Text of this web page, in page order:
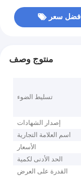
افضل سعر
منتوج وصف
تسليط الضوء
إصدار الشهادات
اسم العلامة التجارية
الأسعار
الحد الأدنى لكمية
القدرة على العرض